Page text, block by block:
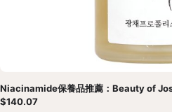
Niacinamide保養品推薦：Beauty of
$140.07